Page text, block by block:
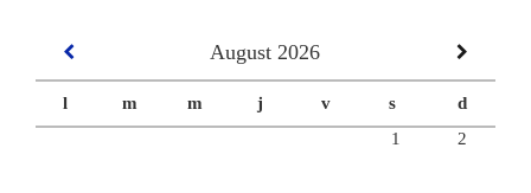
August 2026
l m m j v s
d
1
2